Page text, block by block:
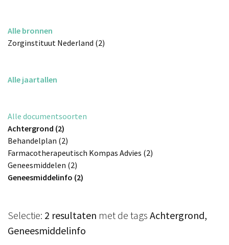
Alle bronnen
Zorginstituut Nederland (2)
Alle jaartallen
Alle documentsoorten
Achtergrond (2)
Behandelplan (2)
Farmacotherapeutisch Kompas Advies (2)
Geneesmiddelen (2)
Geneesmiddelinfo (2)
Selectie: 2 resultaten met de tags Achtergrond,
Geneesmiddelinfo